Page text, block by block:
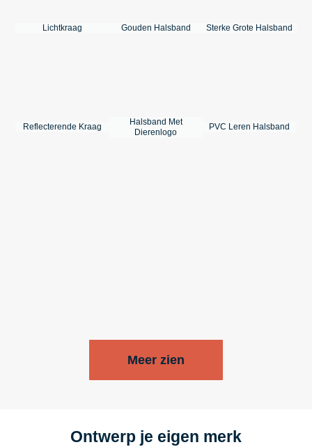
Lichtkraag Gouden Halsband Sterke Grote Halsband
Reflecterende Kraag
Halsband Met
Dierenlogo
PVC Leren Halsband
Meer zien
Ontwerp je eigen merk